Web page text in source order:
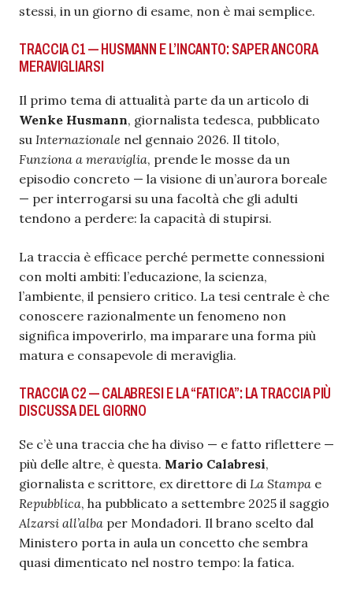
stessi, in un giorno di esame, non è mai semplice.
TRACCIA C1 — HUSMANN E L’INCANTO: SAPER ANCORA
MERAVIGLIARSI
Il primo tema di attualità parte da un articolo di
Wenke Husmann, giornalista tedesca, pubblicato
su Internazionale nel gennaio 2026. Il titolo,
Funziona a meraviglia, prende le mosse da un
episodio concreto — la visione di un’aurora boreale
— per interrogarsi su una facoltà che gli adulti
tendono a perdere: la capacità di stupirsi.
La traccia è efficace perché permette connessioni
con molti ambiti: l’educazione, la scienza,
l’ambiente, il pensiero critico. La tesi centrale è che
conoscere razionalmente un fenomeno non
significa impoverirlo, ma imparare una forma più
matura e consapevole di meraviglia.
TRACCIA C2 — CALABRESI E LA “FATICA”: LA TRACCIA PIÙ
DISCUSSA DEL GIORNO
Se c’è una traccia che ha diviso — e fatto riflettere —
più delle altre, è questa. Mario Calabresi,
giornalista e scrittore, ex direttore di La Stampa e
Repubblica, ha pubblicato a settembre 2025 il saggio
Alzarsi all’alba per Mondadori. Il brano scelto dal
Ministero porta in aula un concetto che sembra
quasi dimenticato nel nostro tempo: la fatica.